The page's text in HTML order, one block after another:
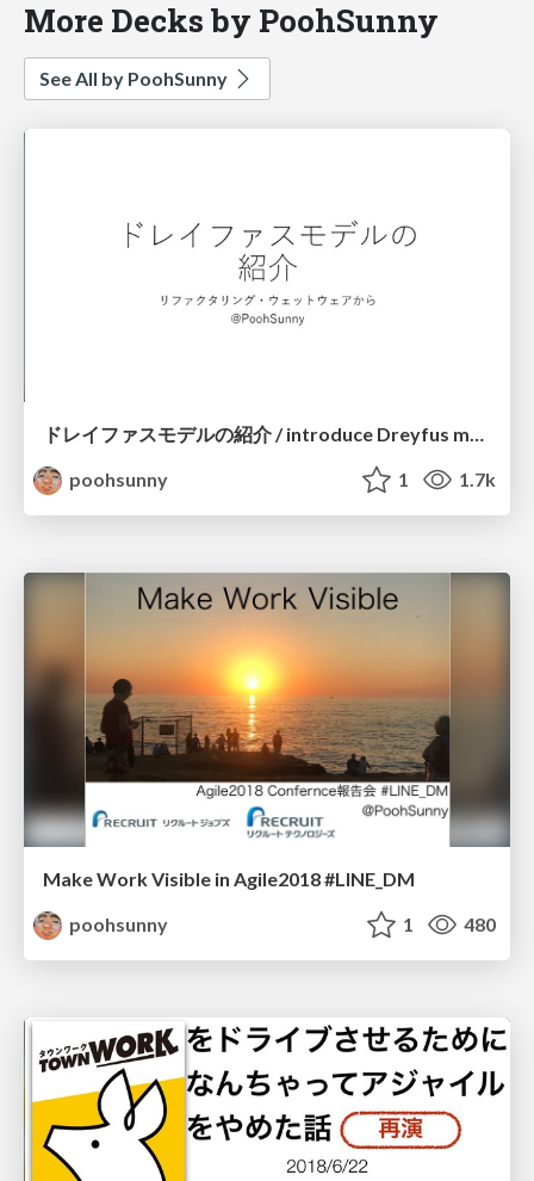
More Decks by PoohSunny
See All by PoohSunny
ドレイファスモデルの紹介 / introduce Dreyfus model
poohsunny
1 1.7k
Make Work Visible in Agile2018 #LINE_DM
poohsunny
1 480